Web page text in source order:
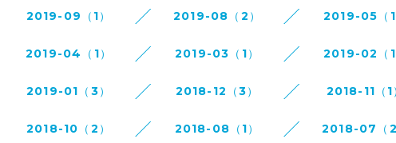
2019-09（1） 2019-08（2） 2019-05（1
2019-04（1） 2019-03（1） 2019-02（1
2019-01（3） 2018-12（3） 2018-11（1
2018-10（2） 2018-08（1） 2018-07（2